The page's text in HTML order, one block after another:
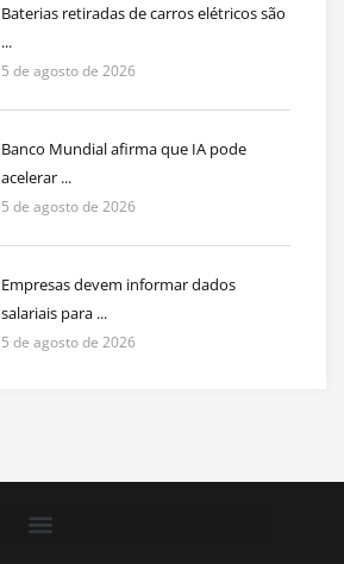
Baterias retiradas de carros elétricos são
...
5 de agosto de 2026
Banco Mundial afirma que IA pode
acelerar ...
5 de agosto de 2026
Empresas devem informar dados
salariais para ...
5 de agosto de 2026